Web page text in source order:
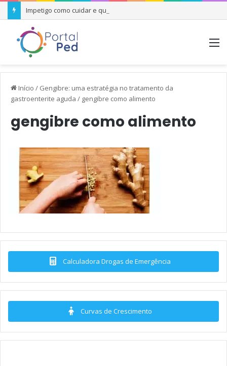
Impetigo como cuidar e quando se preocupar
Início / Gengibre: uma estratégia no tratamento da
gastroenterite aguda / gengibre como alimento
gengibre como alimento
Calculadora Drogas de Emergência
Curvas de Crescimento